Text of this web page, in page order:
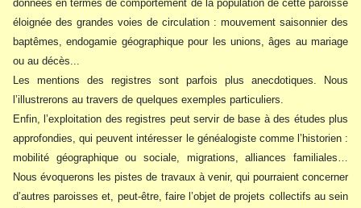
données en termes de comportement de la population de cette paroisse
éloignée des grandes voies de circulation : mouvement saisonnier des
baptêmes, endogamie géographique pour les unions, âges au mariage
ou au décès...
Les mentions des registres sont parfois plus anecdotiques. Nous
l’illustrerons au travers de quelques exemples particuliers.
Enfin, l’exploitation des registres peut servir de base à des études plus
approfondies, qui peuvent intéresser le généalogiste comme l’historien :
mobilité géographique ou sociale, migrations, alliances familiales…
Nous évoquerons les pistes de travaux à venir, qui pourraient concerner
d’autres paroisses et, peut-être, faire l’objet de projets collectifs au sein